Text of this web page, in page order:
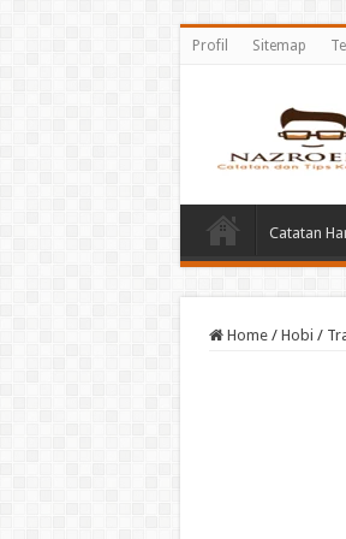
Profil Sitemap
Catatan
Home / Hobi /